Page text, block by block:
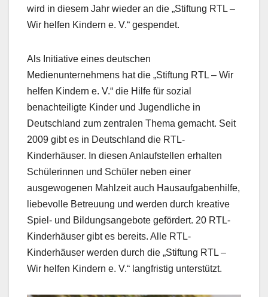
wird in diesem Jahr wieder an die „Stiftung RTL –
Wir helfen Kindern e. V.“ gespendet.
Als Initiative eines deutschen
Medienunternehmens hat die „Stiftung RTL – Wir
helfen Kindern e. V.“ die Hilfe für sozial
benachteiligte Kinder und Jugendliche in
Deutschland zum zentralen Thema gemacht. Seit
2009 gibt es in Deutschland die RTL-
Kinderhäuser. In diesen Anlaufstellen erhalten
Schülerinnen und Schüler neben einer
ausgewogenen Mahlzeit auch Hausaufgabenhilfe,
liebevolle Betreuung und werden durch kreative
Spiel- und Bildungsangebote gefördert. 20 RTL-
Kinderhäuser gibt es bereits. Alle RTL-
Kinderhäuser werden durch die „Stiftung RTL –
Wir helfen Kindern e. V.“ langfristig unterstützt.